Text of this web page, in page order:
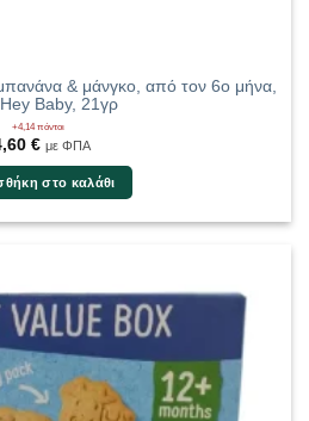
& μάνγκο, από τον 6ο μήνα,
Baby, 21γρ
+4,14 πόντοι
€ με ΦΠΑ
στο καλάθι